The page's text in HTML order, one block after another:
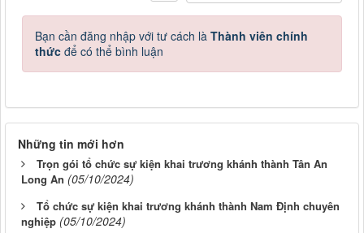
Bạn cần đăng nhập với tư cách là Thành viên chính
thức để có thể bình luận
Những tin mới hơn
Trọn gói tổ chức sự kiện khai trương khánh thành Tân An
Long An (05/10/2024)
Tổ chức sự kiện khai trương khánh thành Nam Định chuyên
nghiệp (05/10/2024)